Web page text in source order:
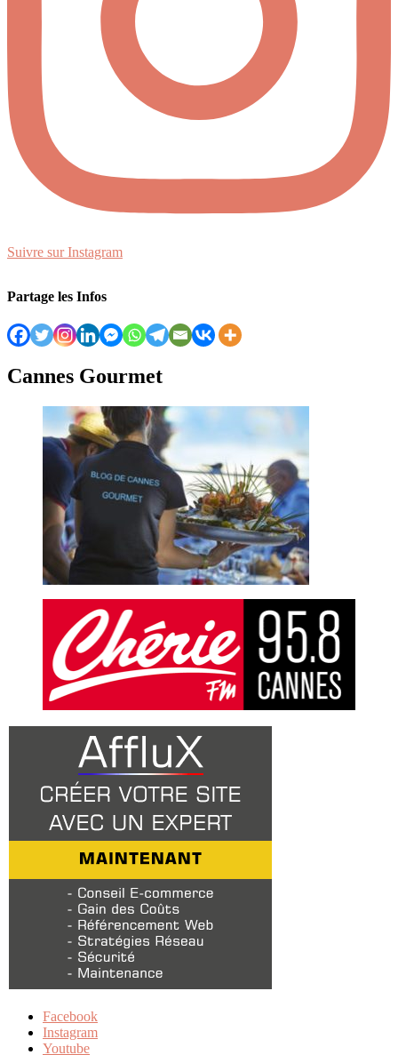
Suivre sur Instagram
Partage les Infos
Cannes Gourmet
Facebook
Instagram
Youtube